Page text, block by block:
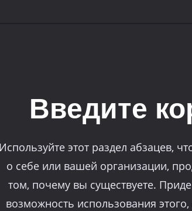
Введите
Используйте этот раздел абзацев,
о себе или вашей организации,
том, почему вы существуете.
возможность использования